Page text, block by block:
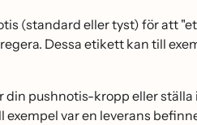
(standard eller tyst) för att
Dessa etikett kan till
pushnotis-kropp eller
exempel var en leverans